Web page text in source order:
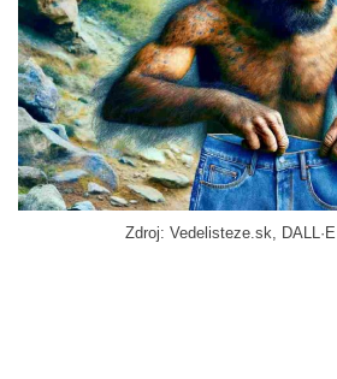
Zdroj: Vedelisteze.sk,